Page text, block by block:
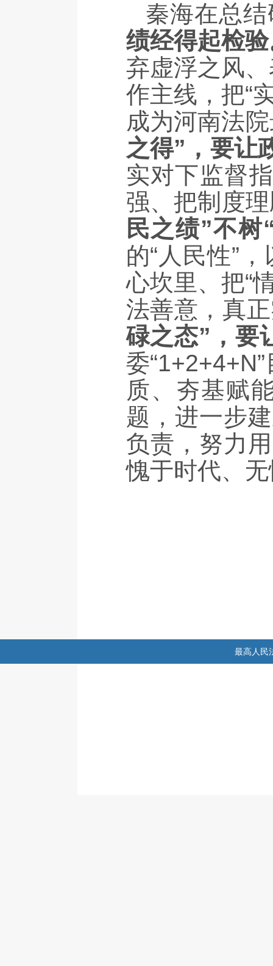
秦海在总
绩经得起检
弃虚浮之风
作主线，把“
成为河南法
之得”，要让
实对下监督
强、把制度
民之绩”不树
的“人民性”
心坎里、把“
法善意，真
碌之态”，要
委
质、夯基赋
题，进一步
负责，努力
愧于时代、
最高人民